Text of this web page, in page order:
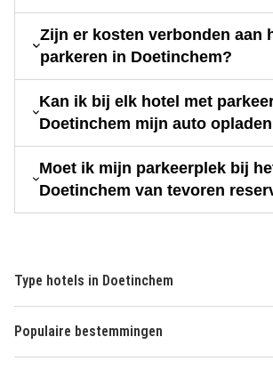
Zijn er kosten verbonden aan
parkeren in Doetinchem?
Kan ik bij elk hotel met
Doetinchem mijn auto
Moet ik mijn parkeerplek bij
Doetinchem van tevoren
Type hotels in Doetinchem
Populaire bestemmingen